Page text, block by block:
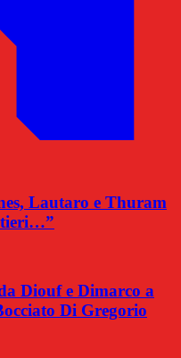
Lautaro e Thuram
Diouf e Dimarco a
Di Gregorio